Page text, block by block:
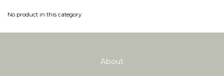
No product in this category
About